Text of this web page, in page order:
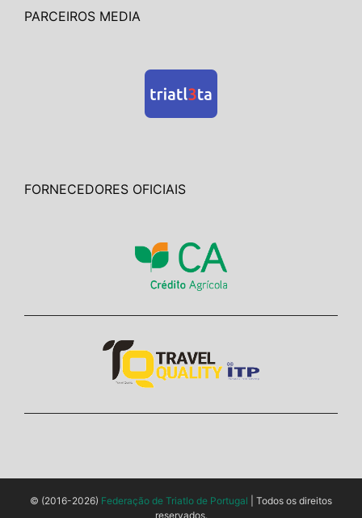
PARCEIROS MEDIA
FORNECEDORES OFICIAIS
© (2016-2026) Federação de Triatlo de Portugal | Todos os direitos
reservados.